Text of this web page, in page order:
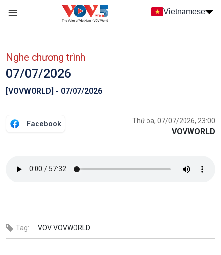
Nhảy đến nội dung
Vietnamese
Nghe chương trình
07/07/2026
[VOVWORLD] - 07/07/2026
Facebook Thứ ba, 07/07/2026, 23:00
VOVWORLD
Tag: VOVVOVWORLD